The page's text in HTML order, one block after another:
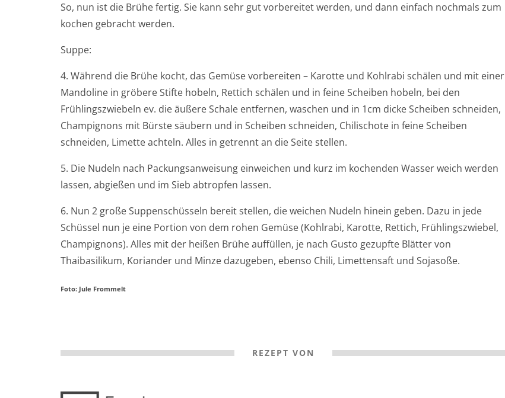
So, nun ist die Brühe fertig. Sie kann sehr gut vorbereitet werden, und dann einfach nochmals zum
kochen gebracht werden.
Suppe:
4. Während die Brühe kocht, das Gemüse vorbereiten – Karotte und Kohlrabi schälen und mit einer
Mandoline in gröbere Stifte hobeln, Rettich schälen und in feine Scheiben hobeln, bei den
Frühlingszwiebeln ev. die äußere Schale entfernen, waschen und in 1cm dicke Scheiben schneiden,
Champignons mit Bürste säubern und in Scheiben schneiden, Chilischote in feine Scheiben
schneiden, Limette achteln. Alles in getrennt an die Seite stellen.
5. Die Nudeln nach Packungsanweisung einweichen und kurz im kochenden Wasser weich werden
lassen, abgießen und im Sieb abtropfen lassen.
6. Nun 2 große Suppenschüsseln bereit stellen, die weichen Nudeln hinein geben. Dazu in jede
Schüssel nun je eine Portion von dem rohen Gemüse (Kohlrabi, Karotte, Rettich, Frühlingszwiebel,
Champignons). Alles mit der heißen Brühe auffüllen, je nach Gusto gezupfte Blätter von
Thaibasilikum, Koriander und Minze dazugeben, ebenso Chili, Limettensaft und Sojasoße.
Foto: Jule Frommelt
REZEPT VON